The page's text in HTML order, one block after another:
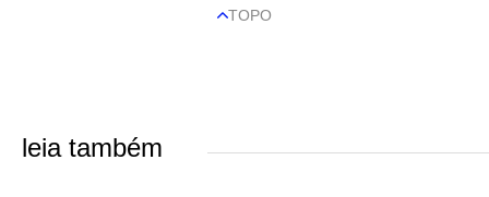
TOPO
leia também